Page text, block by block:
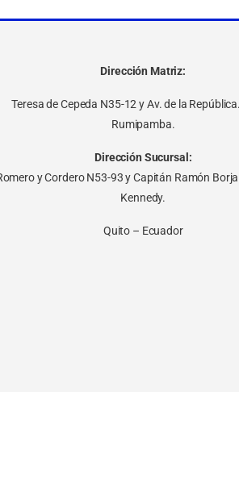
Dirección Matriz:
Teresa de Cepeda N35-12 y Av. de la
Rumipamba.
Dirección Sucursal:
y Cordero N53-93 y Capitán Ramón
Kennedy.
Quito – Ecuador